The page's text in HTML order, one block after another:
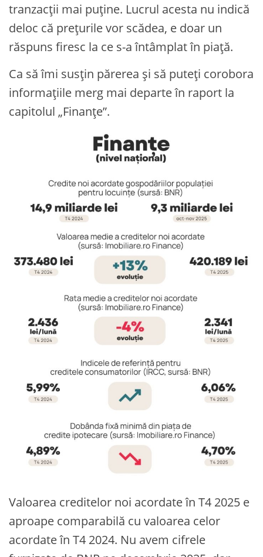
tranzacții mai puține. Lucrul acesta nu indică
deloc că prețurile vor scădea, e doar un
răspuns firesc la ce s-a întâmplat în piață.
Ca să îmi susțin părerea și să puteți corobora
informațiile merg mai departe în raport la
capitolul „Finanțe”.
Valoarea creditelor noi acordate în T4 2025 e
aproape comparabilă cu valoarea celor
acordate în T4 2024. Nu avem cifrele